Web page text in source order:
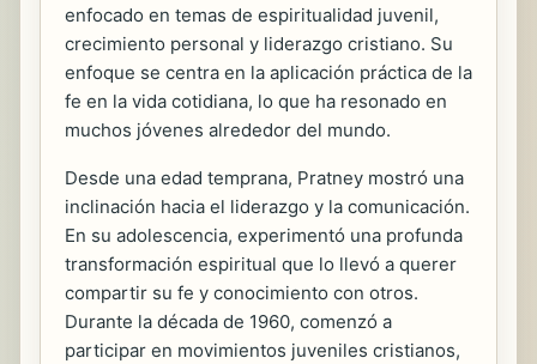
enfocado en temas de espiritualidad juvenil,
crecimiento personal y liderazgo cristiano. Su
enfoque se centra en la aplicación práctica de la
fe en la vida cotidiana, lo que ha resonado en
muchos jóvenes alrededor del mundo.
Desde una edad temprana, Pratney mostró una
inclinación hacia el liderazgo y la comunicación.
En su adolescencia, experimentó una profunda
transformación espiritual que lo llevó a querer
compartir su fe y conocimiento con otros.
Durante la década de 1960, comenzó a
participar en movimientos juveniles cristianos,